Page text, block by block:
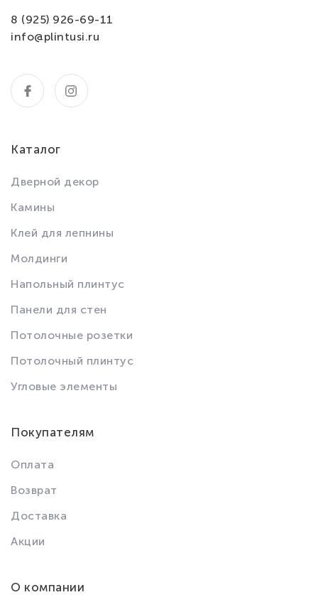
8 (925) 926-69-11
info@plintusi.ru
Каталог
Дверной декор
Камины
Клей для лепнины
Молдинги
Напольный плинтус
Панели для стен
Потолочные розетки
Потолочный плинтус
Угловые элементы
Покупателям
Оплата
Возврат
Доставка
Акции
О компании